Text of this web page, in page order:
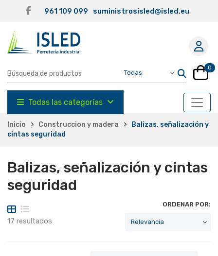
961 109 099 suministrosisled@isled.eu
0
Todas las categorías
Inicio Construccion y madera
Balizas, señalización y
cintas seguridad
Balizas, señalización y cintas
seguridad
17 resultados
ORDENAR POR: